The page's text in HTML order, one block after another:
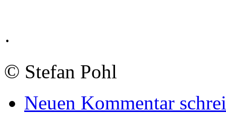
·
© Stefan Pohl
Neuen Kommentar